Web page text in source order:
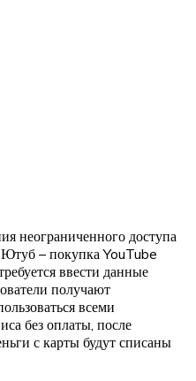
неограниченного доступа
– покупка YouTube
ввести данные
получают
всеми
без оплаты, после
с карты будут списаны